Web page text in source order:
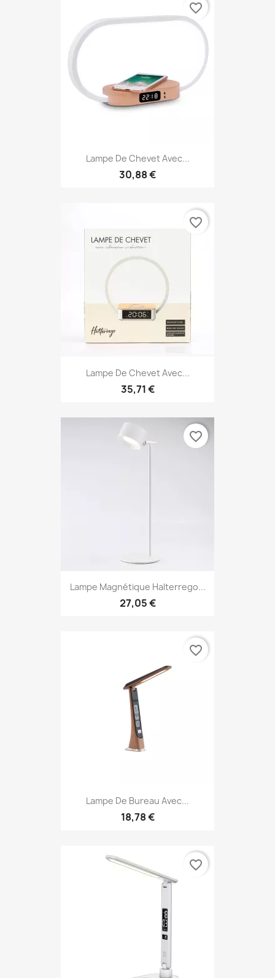
Lampe De Chevet Avec...
30,88 €
favorite_border
Lampe De Chevet Avec...
35,71 €
favorite_border
Lampe Magnétique Halterrego...
27,05 €
favorite_border
Lampe De Bureau Avec...
18,78 €
favorite_border
favorite_border